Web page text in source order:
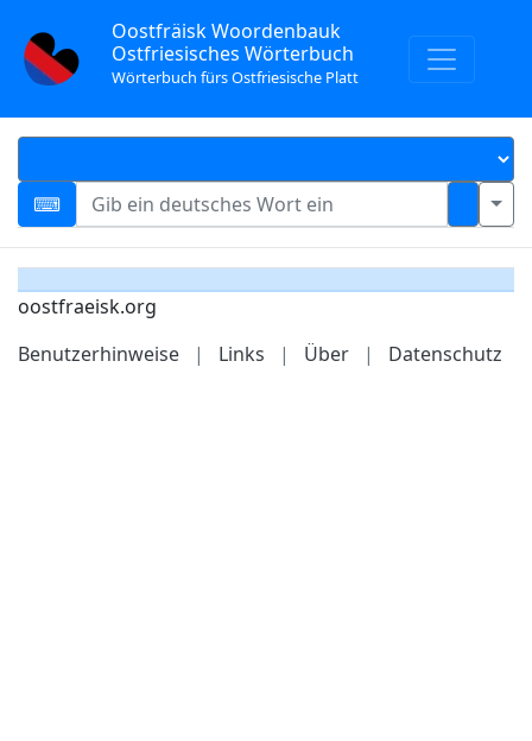
Oostfräisk Woordenbauk
Ostfriesisches Wörterbuch
Wörterbuch fürs Ostfriesische Platt
oostfraeisk.org
Benutzerhinweise
| Links | Über | Datenschutz